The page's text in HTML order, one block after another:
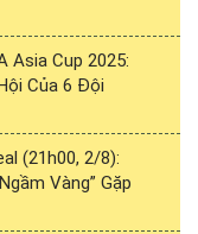
Asia Cup 2025:
Của 6 Đội
(21h00, 2/8):
Vàng” Gặp